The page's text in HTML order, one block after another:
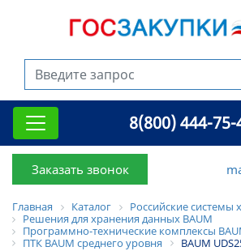
8(800) 444-75-
Заказать звонок
Главная Каталог
Российские системы
Решения для хранения данных BAUM
Программно-технические комплексы
ПТК BAUM среднего уровня
BAUM